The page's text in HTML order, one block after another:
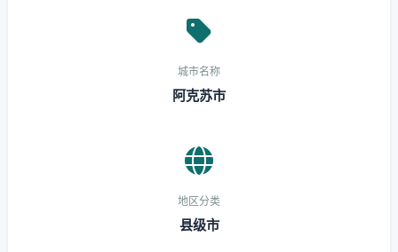
城市名称
阿克苏市
地区分类
县级市